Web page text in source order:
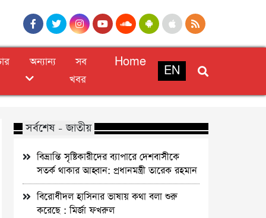
অন্যান্য
সব
খবর
Home
EN
সর্বশেষ - জাতীয়
বিভ্রান্তি সৃষ্টিকারীদের ব্যাপারে দেশবাসীকে
সতর্ক থাকার আহ্বান: প্রধানমন্ত্রী তারেক রহমান
বিরোধীদল হাসিনার ভাষায় কথা বলা শুরু
করেছে : মির্জা ফখরুল